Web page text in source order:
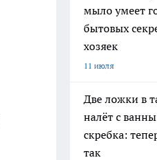
мыло умеет
бытовых
хозяек
11 июля
Две ложки в
налёт с
скребка:
так